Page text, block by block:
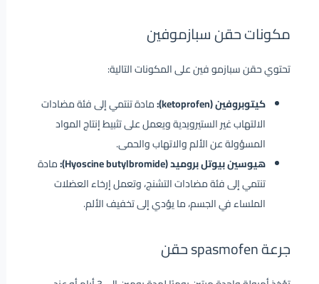
مكونات حقن سبازموفين
تحتوي حقن سبازمو فين على المكونات التالية:
كيتوبروفين (ketoprofen):
مادة تنتمي إلى فئة مضادات
الالتهاب غير الستيرويدية ويعمل على تثبيط إنتاج المواد
المسؤولة عن الألم والاتهاب والحمى.
هيوسين بيوتل بروميد (Hyoscine butylbromide):
مادة
تنتمي إلى فئة مضادات التشنج، وتعمل إرخاء العضلات
الملساء في الجسم، ما يؤدي إلى تخفيف الألم.
جرعة spasmofen حقن